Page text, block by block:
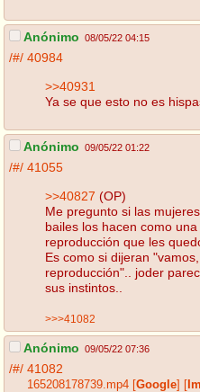
Anónimo 08/05/22 04:15
/#/ 40984
>>40931
Ya se que esto no es
Anónimo 09/05/22 01:22
/#/ 41055
>>40827 (OP)
Me pregunto si las
bailes los hacen como
reproducción que les
Es como si dijeran
reproducción".. joder
sus instintos..
>>>41082
Anónimo 09/05/22 07:36
/#/ 41082
165208178739.mp4 [Google] [